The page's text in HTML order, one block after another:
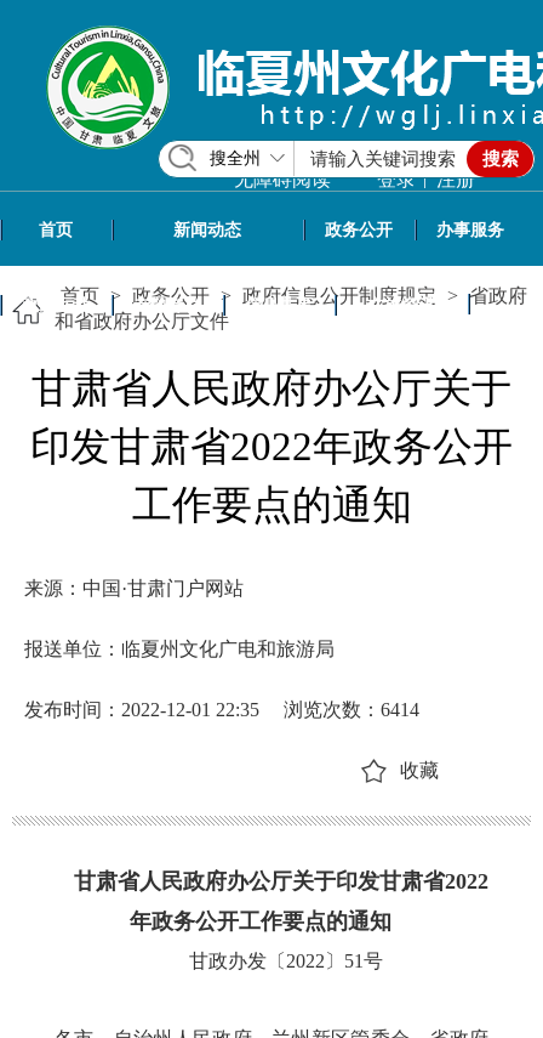
无障碍阅读 登录 | 注册
搜全州 搜索
首页 新闻动态 政务公开 办事服务
政民互动 专题专栏 信息共享 文旅资讯
首页 > 政务公开 > 政府信息公开制度规定 > 省政府
和省政府办公厅文件
甘肃省人民政府办公厅关于
印发甘肃省2022年政务公开
工作要点的通知
来源：中国·甘肃门户网站
报送单位：临夏州文化广电和旅游局
发布时间：2022-12-01 22:35 浏览次数： 6414
收藏
甘肃省人民政府办公厅关于印发甘肃省2022
年政务公开工作要点的通知
甘政办发〔2022〕51号